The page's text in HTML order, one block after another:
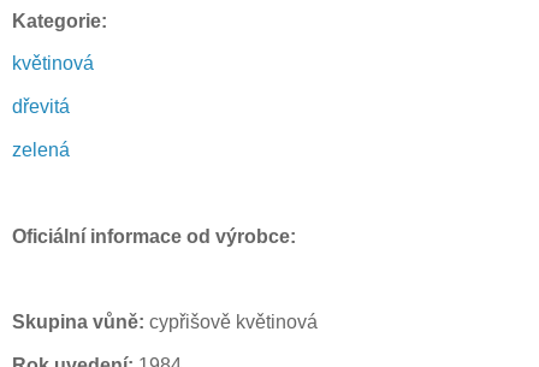
Kategorie:
květinová
dřevitá
zelená
Oficiální informace od výrobce:
Skupina vůně: cypřišově květinová